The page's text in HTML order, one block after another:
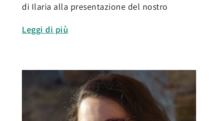
di Ilaria alla presentazione del nostro
Leggi di più